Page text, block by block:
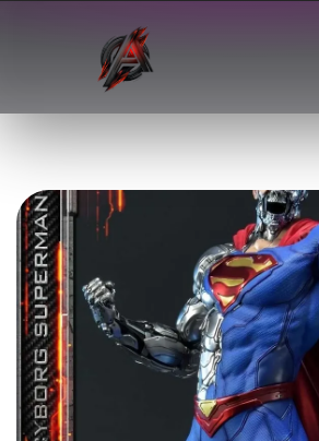
R$ 21,249.74 BRL